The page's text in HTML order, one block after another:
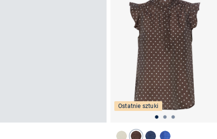
Ostatnie sztuki